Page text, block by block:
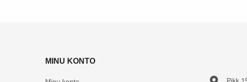
MINU KONTO
Pikk